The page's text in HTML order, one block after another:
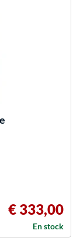
€ 333,00
En stock